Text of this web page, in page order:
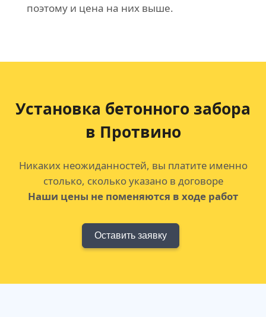
поэтому и цена на них выше.
Установка бетонного забора
в Протвино
Никаких неожиданностей, вы платите именно
столько, сколько указано в договоре
Наши цены не поменяются в ходе работ
Оставить заявку